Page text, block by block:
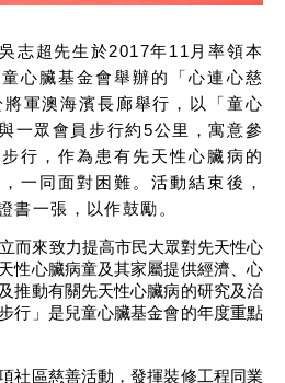
志超先生於2017年11月率領本
心臟基金會舉辦的「心連心慈
軍澳海濱長廊舉行，以「童心
一眾會員步行約5公里，寓意參
行，作為患有先天性心臟病的
一同面對困難。活動結束後，
書一張，以作鼓勵。
而來致力提高市民大眾對先天性心
性心臟病童及其家屬提供經濟、心
推動有關先天性心臟病的研究及治
行」是兒童心臟基金會的年度重點
社區慈善活動，發揮裝修工程同業